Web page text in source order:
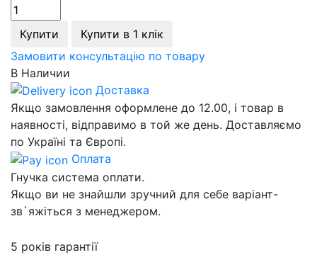
Купити
Купити в 1 клік
Замовити консультацію по товару
В Наличии
Доставка
Якщо замовлення оформлене до 12.00, і товар в
наявності, відправимо в той же день. Доставляємо
по Україні та Європі.
Оплата
Гнучка система оплати.
Якщо ви не знайшли зручний для себе варіант-
зв`яжіться з менеджером.
5 років гарантії